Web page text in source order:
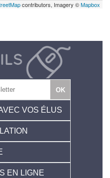
contributors, Imagery ©Mapbox
VOS ÉLUS
EN LIGNE